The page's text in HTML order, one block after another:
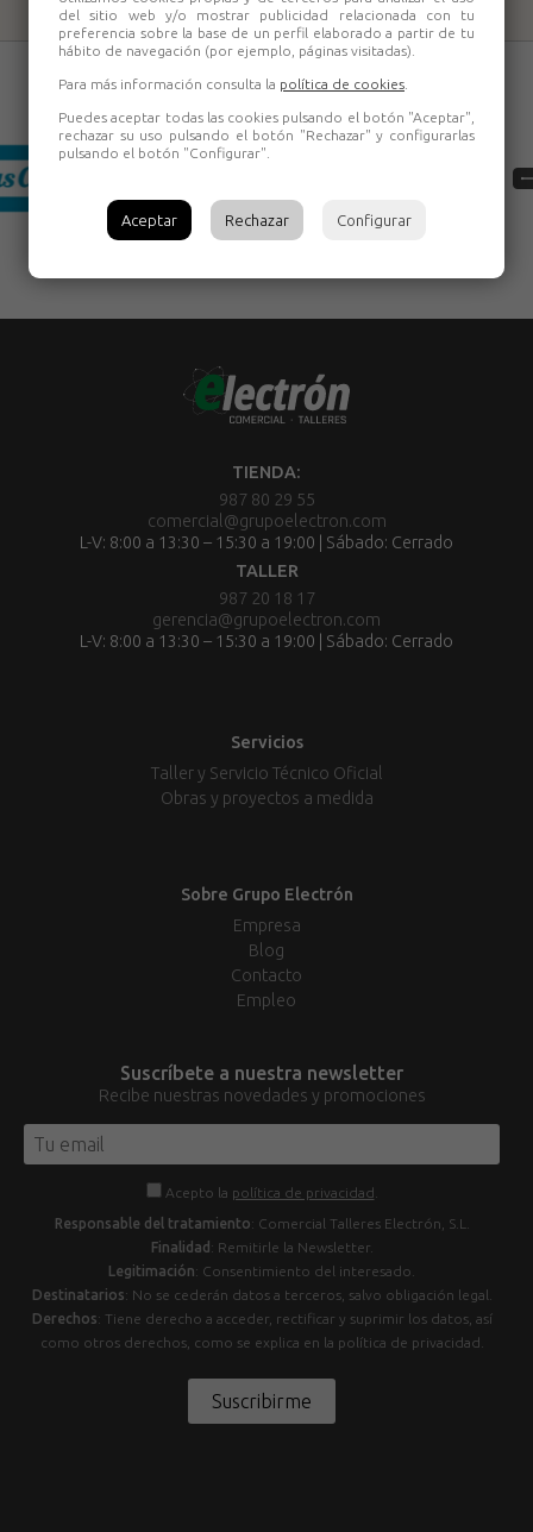
TIENDA:
987 80 29 55
comercial@grupoelectron.com
L-V: 8:00 a 13:30 – 15:30 a 19:00 | Sábado: Cerrado
TALLER
987 20 18 17
gerencia@grupoelectron.com
L-V: 8:00 a 13:30 – 15:30 a 19:00 | Sábado: Cerrado
Servicios
Taller y Servicio Técnico Oficial
Obras y proyectos a medida
Sobre Grupo Electrón
Empresa
Blog
Contacto
Empleo
Suscríbete a nuestra newsletter
Recibe nuestras novedades y promociones
Acepto la política de privacidad
Responsable del tratamiento: Comercial Talleres Electrón, S.L.
Finalidad : Remitirle la Newsletter.
Legitimación: Consentimiento del interesado.
Destinatarios: No se cederán datos a terceros, salvo obligación legal.
Derechos: Tiene derecho a acceder, rectificar y suprimir los datos, así
como otros derechos, como se explica en la política de privacidad.
Suscribirme
del sitio web y/o mostrar publicidad relacionada con tu
preferencia sobre la base de un perfil elaborado a partir de tu
hábito de navegación (por ejemplo, páginas visitadas).
Para más información consulta la política de cookies
Puedes aceptar todas las cookies pulsando el botón "Aceptar",
rechazar su uso pulsando el botón "Rechazar" y configurarlas
pulsando el botón "Configurar".
Aceptar Rechazar Configurar